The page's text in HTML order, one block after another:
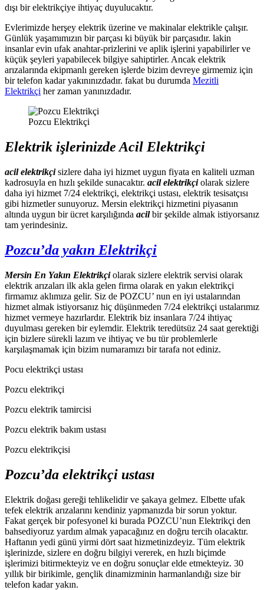
dışı bir elektrikçiye ihtiyaç duyulucaktır.
Evlerimizde herşey elektrik üzerine ve makinalar elektrikle çalışır.
Günlük yaşamımızın bir parçası ki büyük bir parçasıdır. lakin
insanlar evin ufak anahtar-prizlerini ve aplik işlerini yapabilirler ve
küçük şeyleri yapabilecek bilgiye sahiptirler. Ancak elektrik
arızalarında ekipmanlı gereken işlerde bizim devreye girmemiz için
bir telefon kadar yakınınızdadır. fakat bu durumda Mezitli
Elektrikçi her zaman yanınızdadır.
Pozcu Elektrikçi
Elektrik işlerinizde Acil Elektrikçi
acil elektrikçisizlere daha iyi hizmet uygun fiyata en kaliteli uzman
kadrosuyla en hızlı şekilde sunacaktır. acil elektrikçiolarak sizlere
daha iyi hizmet 7/24 elektrikçi, elektrikçi ustası, elektrik tesisatçısı
gibi hizmetler sunuyoruz. Mersin elektrikçi hizmetini piyasanın
altında uygun bir ücret karşılığında acilbir şekilde almak istiyorsanız
tam yerindesiniz.
Pozcu’da yakın Elektrikçi
Mersin En Yakın Elektrikçiolarak sizlere elektrik servisi olarak
elektrik arızaları ilk akla gelen firma olarak en yakın elektrikçi
firmamız aklımıza gelir. Siz de POZCU’ nun en iyi ustalarından
hizmet almak istiyorsanız hiç düşünmeden 7/24 elektrikçi ustalarımız
hizmet vermeye hazırlardır. Elektrik biz insanlara 7/24 ihtiyaç
duyulması gereken bir eylemdir. Elektrik teredütsüz 24 saat gerektiği
için bizlere sürekli lazım ve ihtiyaç ve bu tür problemlerle
karşılaşmamak için bizim numaramızı bir tarafa not ediniz.
Pocu elektrikçi ustası
Pozcu elektrikçi
Pozcu elektrik tamircisi
Pozcu elektrik bakım ustası
Pozcu elektrikçisi
Pozcu’da elektrikçi ustası
Elektrik doğası gereği tehlikelidir ve şakaya gelmez. Elbette ufak
tefek elektrik arızalarını kendiniz yapmanızda bir sorun yoktur.
Fakat gerçek bir pofesyonel ki burada POZCU’nun Elektrikçi den
bahsediyoruz yardım almak yapacağınız en doğru tercih olacaktır.
Haftanın yedi günü yirmi dört saat hizmetinizdeyiz. Tüm elektrik
işlerinizde, sizlere en doğru bilgiyi vererek, en hızlı biçimde
işlerimizi bitirmekteyiz ve en doğru sonuçlar elde etmekteyiz. 30
yıllık bir birikimle, gençlik dinamizminin harmanlandığı size bir
telefon kadar yakın.